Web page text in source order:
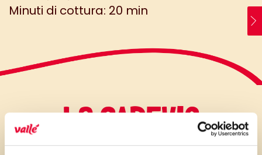
Minuti di cottura: 20 min
LO SAPEVI?